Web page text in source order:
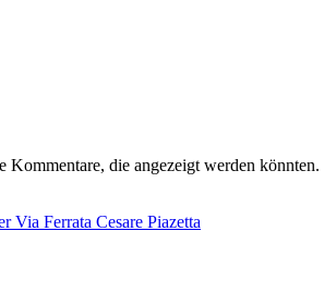
Kommentare, die angezeigt werden könnten.
Via Ferrata Cesare Piazetta